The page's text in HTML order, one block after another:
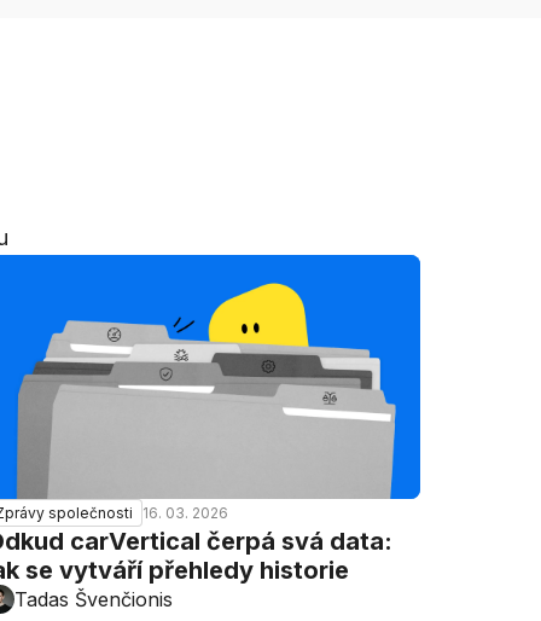
společnosti 16. 03. 2026
carVertical čerpá svá data:
se vytváří přehledy historie
Tadas Švenčionis